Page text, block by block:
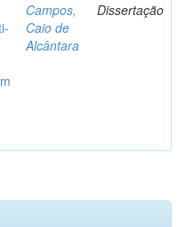
Campos,
Caio de
Alcântara
Dissertação